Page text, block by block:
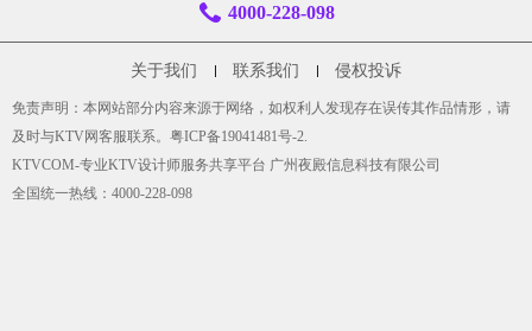
4000-228-098
关于我们 联系我们 侵权投诉
免责声明：本网站部分内容来源于网络，如权利人发现存在误传其作品情形，请
及时与KTV网客服联系。 粤ICP备19041481号-2.
KTVCOM-专业KTV设计师服务共享平台 广州夜殿信息科技有限公司
全国统一热线：4000-228-098